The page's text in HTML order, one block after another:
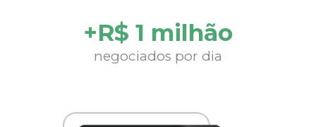
+R$ 1 milhão
negociados por dia